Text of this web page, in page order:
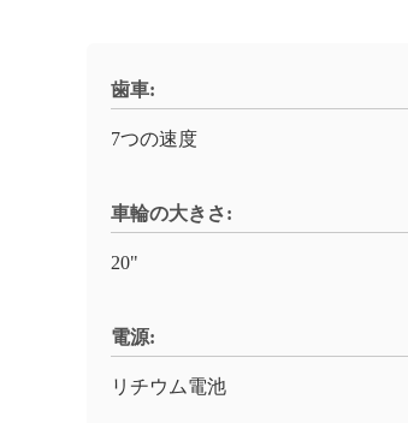
歯車:
7つの速度
車輪の大きさ:
20"
電源:
リチウム電池